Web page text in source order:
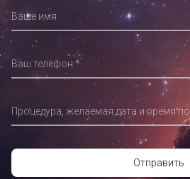
Ваше имя
Ваш телефон
Процедура, желаемая дата и время